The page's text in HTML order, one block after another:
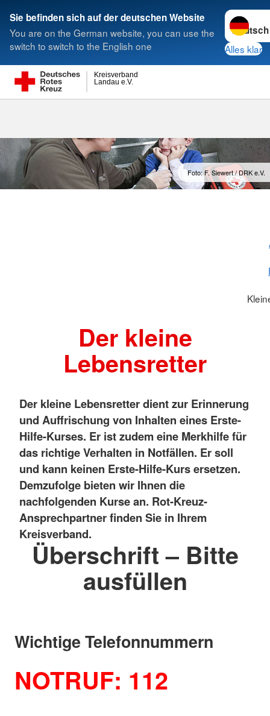
Sie befinden sich auf der deutschen Website
You are on the German website, you can use the
switch to switch to the English one
Sprache
Alles klar
Landau e.V.
Kreisverband
Suche
Foto: F. Siewert / DRK e.V.
Der kleine
Lebensretter
Der kleine Lebensretter dient zur Erinnerung
und Auffrischung von Inhalten eines Erste-
Hilfe-Kurses. Er ist zudem eine Merkhilfe für
das richtige Verhalten in Notfällen. Er soll
und kann keinen Erste-Hilfe-Kurs ersetzen.
Demzufolge bieten wir Ihnen die
nachfolgenden Kurse an. Rot-Kreuz-
Ansprechpartner finden Sie in Ihrem
Kreisverband.
Überschrift – Bitte
ausfüllen
Wichtige Telefonnummern
NOTRUF: 112